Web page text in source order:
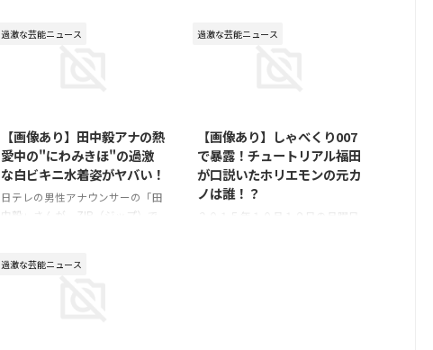
過激な芸能ニュース
【画像あり】田中毅アナの熱
愛中の"にわみきほ"の過激
な白ビキニ水着姿がヤバい！
日テレの男性アナウンサーの「田
中毅」さんが、ZIP（ジップ）で
ね。にわみきほって誰！？と気に
過激な芸能ニュース
【画像あり】しゃべくり007
で暴露！チュートリアル福田
が口説いたホリエモンの元カ
ノは誰！？
２０１５年１０月１９日の月曜日
過激な芸能ニュース